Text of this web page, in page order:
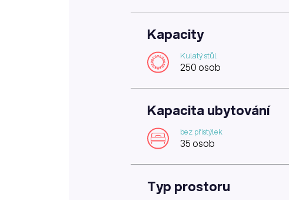
Kapacity
Kulatý stůl
250 osob
Kapacita ubytování
bez přistýlek
35 osob
Typ prostoru